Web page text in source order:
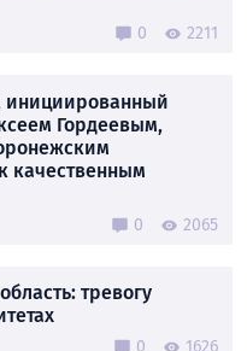
0 2211
инициированный
Гордеевым,
качественным
0 2065
тревогу